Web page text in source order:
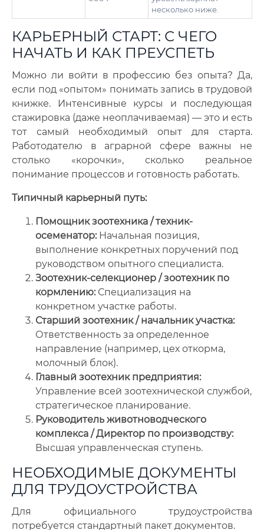
несколько ниже.
КАРЬЕРНЫЙ СТАРТ: С ЧЕГО
НАЧАТЬ И КАК ПРЕУСПЕТЬ
Можно ли войти в профессию без опыта? Да,
если под «опытом» понимать запись в трудовой
книжке. Интенсивные курсы и последующая
стажировка (даже неоплачиваемая) — это и есть
тот самый необходимый опыт для старта.
Работодателю в аграрной сфере важны не
столько «корочки», сколько реальное
понимание процессов и готовность работать.
Типичный карьерный путь:
Помощник зоотехника / техник-
осеменатор:Начальная позиция,
выполнение конкретных поручений под
руководством опытного специалиста.
Зоотехник-селекционер / зоотехник по
кормлению:Специализация на
конкретном участке работы.
Старший зоотехник / начальник участка:
Ответственность за определенное
направление (например, цех откорма,
молочный блок).
Главный зоотехник предприятия:
Управление всей зоотехнической службой,
стратегическое планирование.
Руководитель животноводческого
комплекса / Директор по производству:
Высшая управленческая ступень.
НЕОБХОДИМЫЕ ДОКУМЕНТЫ
ДЛЯ ТРУДОУСТРОЙСТВА
Для официального трудоустройства
потребуется стандартный пакет документов.